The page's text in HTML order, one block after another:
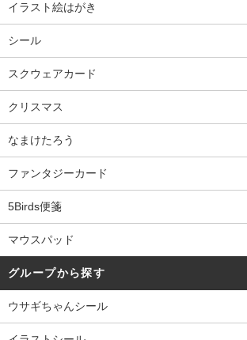
イラスト絵はがき
シール
スクウェアカード
クリスマス
なまけたろう
ファンタジーカード
5Birds便箋
マウスパッド
グループから探す
ウサギちゃんシール